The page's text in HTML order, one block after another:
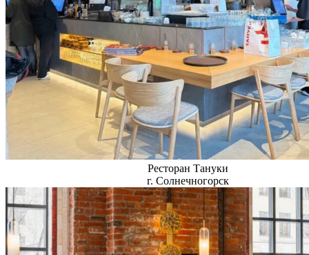
Ресторан Тануки
г. Солнечногорск